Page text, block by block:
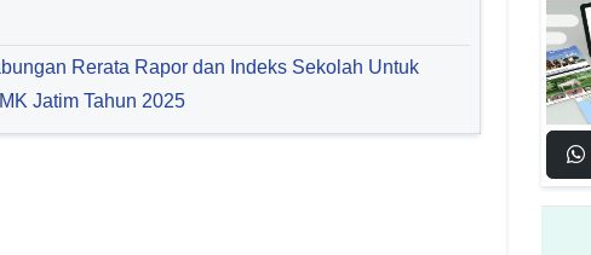
Rerata Rapor dan Indeks Sekolah Untuk
Jatim Tahun 2025